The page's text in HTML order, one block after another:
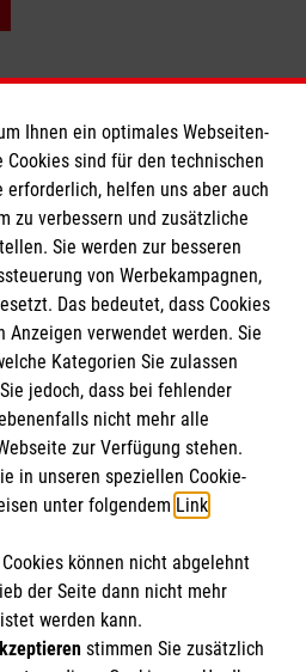
Kirche und Caritas eG
1201 2130 17
Ihnen ein optimales Webseiten-
Cookies sind für den technischen
erforderlich, helfen uns aber auch
zu verbessern und zusätzliche
Sie werden zur besseren
von Werbekampagnen,
Das bedeutet, dass Cookies
Anzeigen verwendet werden. Sie
Kategorien Sie zulassen
jedoch, dass bei fehlender
nicht mehr alle
zur Verfügung stehen.
in unseren speziellen Cookie-
unter folgendem Link.
können nicht abgelehnt
der Seite dann nicht mehr
werden kann.
stimmen Sie zusätzlich